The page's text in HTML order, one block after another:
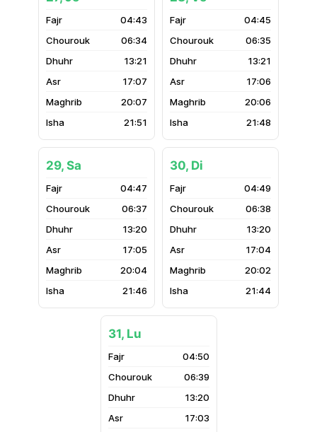
04:43
06:34
13:21
17:07
20:07
21:51
04:45
06:35
13:21
17:06
20:06
21:48
29, Sa
04:47
06:37
13:20
17:05
20:04
21:46
30, Di
04:49
06:38
13:20
17:04
20:02
21:44
31, Lu
04:50
06:39
13:20
17:03